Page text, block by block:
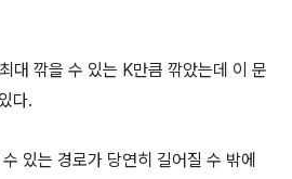
대 깎을 수 있는 K만큼 깎았는데 이 문
다.
있는 경로가 당연히 길어질 수 밖에